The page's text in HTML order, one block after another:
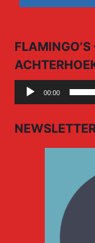
Audio
Player
00:00